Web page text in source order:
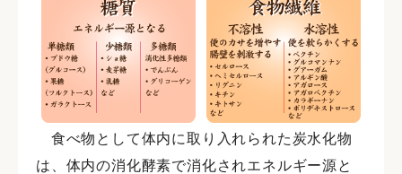
食べ物として体内に取り入れられた炭水化物
は、体内の消化酵素で消化されエネルギー源と